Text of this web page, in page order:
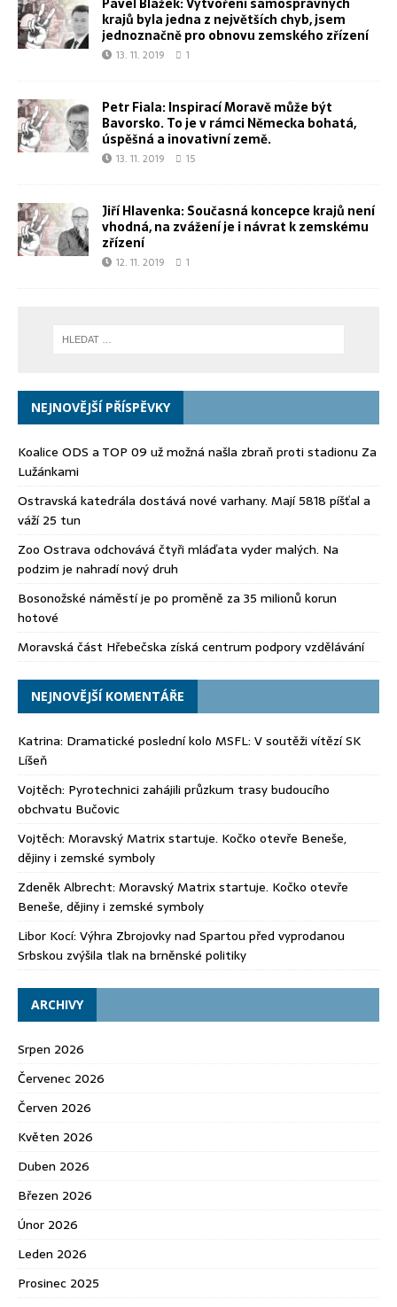
krajů byla jedna z největších chyb, jsem
jednoznačně pro obnovu zemského zřízení
13. 11. 2019 1
Petr Fiala: Inspirací Moravě může být
Bavorsko. To je v rámci Německa bohatá,
úspěšná a inovativní země.
13. 11. 2019 15
Jiří Hlavenka: Současná koncepce krajů není
vhodná, na zvážení je i návrat k zemskému
zřízení
12. 11. 2019 1
NEJNOVĚJŠÍ PŘÍSPĚVKY
Koalice ODS a TOP 09 už možná našla zbraň proti stadionu Za
Lužánkami
Ostravská katedrála dostává nové varhany. Mají 5818 píšťal a
váží 25 tun
Zoo Ostrava odchovává čtyři mláďata vyder malých. Na
podzim je nahradí nový druh
Bosonožské náměstí je po proměně za 35 milionů korun
hotové
Moravská část Hřebečska získá centrum podpory vzdělávání
NEJNOVĚJŠÍ KOMENTÁŘE
Katrina: Dramatické poslední kolo MSFL: V soutěži vítězí SK
Líšeň
Vojtěch: Pyrotechnici zahájili průzkum trasy budoucího
obchvatu Bučovic
Vojtěch: Moravský Matrix startuje. Kočko otevře Beneše,
dějiny i zemské symboly
Zdeněk Albrecht: Moravský Matrix startuje. Kočko otevře
Beneše, dějiny i zemské symboly
Libor Kocí: Výhra Zbrojovky nad Spartou před vyprodanou
Srbskou zvýšila tlak na brněnské politiky
ARCHIVY
Srpen 2026
Červenec 2026
Červen 2026
Květen 2026
Duben 2026
Březen 2026
Únor 2026
Leden 2026
Prosinec 2025